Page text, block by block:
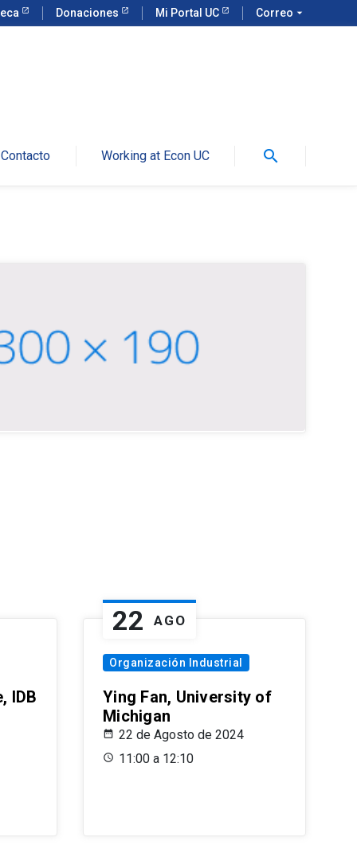
Donaciones Mi Portal UC Correo arrow_drop_down
Contacto Working at Econ UC search
IDB
22 AGO
Organización Industrial
Ying Fan, University of
Michigan
22 de Agosto de 2024
11:00 a 12:10